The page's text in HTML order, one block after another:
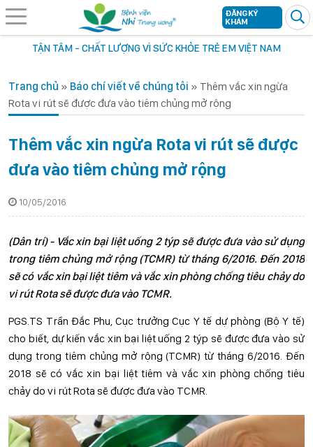
TẬN TÂM - CHẤT LƯỢNG VÌ SỨC KHỎE TRẺ EM VIỆT NAM
ĐĂNG KÝ
KHÁM
Trang chủ » Báo chí viết về chúng tôi » Thêm vắc xin ngừa
Rota vi rút sẽ được đưa vào tiêm chủng mở rộng
Thêm vắc xin ngừa Rota vi rút sẽ được
đưa vào tiêm chủng mở rộng
10/05/2016
(Dân trí) - Vắc xin bại liệt uống 2 týp sẽ được đưa vào sử dụng
trong tiêm chủng mở rộng (TCMR) từ tháng 6/2016. Đến 2018
sẽ có vắc xin bại liệt tiêm và vắc xin phòng chống tiêu chảy do
vi rút Rota sẽ được đưa vào TCMR.
PGS.TS Trần Đắc Phu, Cục trưởng Cục Y tế dự phòng (Bộ Y tế)
cho biết, dự kiến vắc xin bại liệt uống 2 týp sẽ được đưa vào sử
dụng trong tiêm chủng mở rộng (TCMR) từ tháng 6/2016. Đến
2018 sẽ có vắc xin bại liệt tiêm và vắc xin phòng chống tiêu
chảy do vi rút Rota sẽ được đưa vào TCMR.